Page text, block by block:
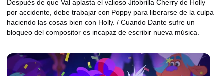
Después de que Val aplasta el valioso Jitobrilla Cherry de Holly
por accidente, debe trabajar con Poppy para liberarse de la culpa
haciendo las cosas bien con Holly. / Cuando Dante sufre un
bloqueo del compositor es incapaz de escribir nueva música.